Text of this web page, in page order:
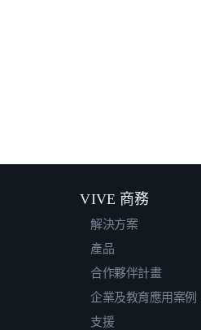
VIVE 商務
解決方案
產品
合作夥伴計畫
企業及教育應用案例
支援